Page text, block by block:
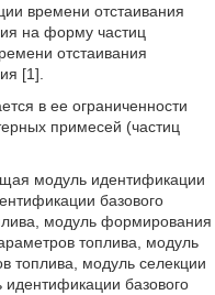
времени отстаивания
на форму частиц
отстаивания
[1].
в ее ограниченности
примесей (частиц
модуль идентификации
базового
модуль формирования
топлива, модуль
топлива, модуль селекции
идентификации базового